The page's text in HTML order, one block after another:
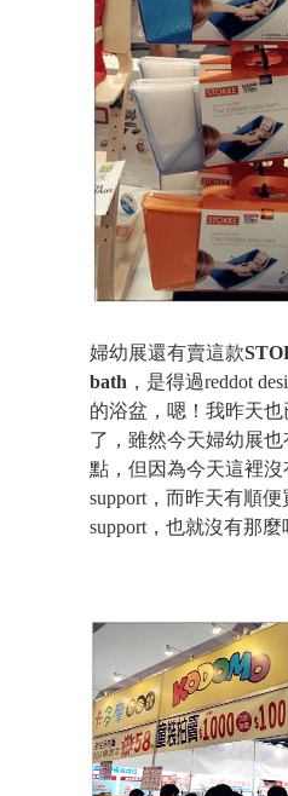
婦幼展還有賣這款
bath ，是得過reddot
的浴盆，嗯！我昨天也
了，雖然今天婦幼展
點，但因為今天這裡沒
support，而昨天有順便
support，也就沒有那麼